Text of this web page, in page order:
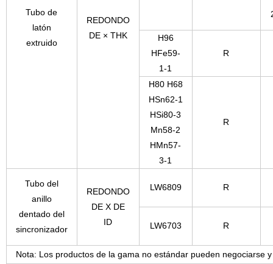
Tubo de
latón
extruido
REDONDO
DE× THK
H96
HFe59-
1-1
R
H80 H68
HSn62-1
HSi80-3
Mn58-2
HMn57-
3-1
R
Tubo del
anillo
dentado del
sincronizador
REDONDO
DEXDE
ID
LW6809 R
LW6703 R
Nota: Los productos de la gama no estándar pueden negociarse